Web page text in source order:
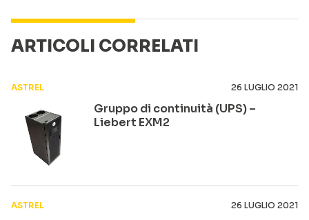
ARTICOLI CORRELATI
ASTREL 26 LUGLIO 2021
Gruppo di continuità (UPS) –
Liebert EXM2
ASTREL 26 LUGLIO 2021